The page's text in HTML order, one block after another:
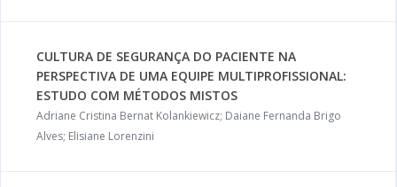
CULTURA DE SEGURANÇA DO PACIENTE NA
PERSPECTIVA DE UMA EQUIPE MULTIPROFISSIONAL:
ESTUDO COM MÉTODOS MISTOS
Adriane Cristina Bernat Kolankiewicz; Daiane Fernanda Brigo
Alves; Elisiane Lorenzini